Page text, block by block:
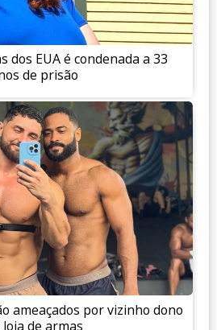
dos EUA é condenada a 33
de prisão
ameaçados por vizinho dono
loja de armas